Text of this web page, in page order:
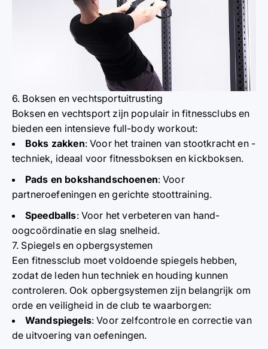
6. Boksen en vechtsportuitrusting
Boksen en vechtsport zijn populair in fitnessclubs en
bieden een intensieve full-body workout:
Boks zakken: Voor het trainen van stootkracht en -
techniek, ideaal voor fitnessboksen en kickboksen.
Pads en bokshandschoenen: Voor
partneroefeningen en gerichte stoottraining.
Speedballs: Voor het verbeteren van hand-
oogcoördinatie en slag snelheid.
7. Spiegels en opbergsystemen
Een fitnessclub moet voldoende spiegels hebben,
zodat de leden hun techniek en houding kunnen
controleren. Ook opbergsystemen zijn belangrijk om
orde en veiligheid in de club te waarborgen:
Wandspiegels: Voor zelfcontrole en correctie van
de uitvoering van oefeningen.